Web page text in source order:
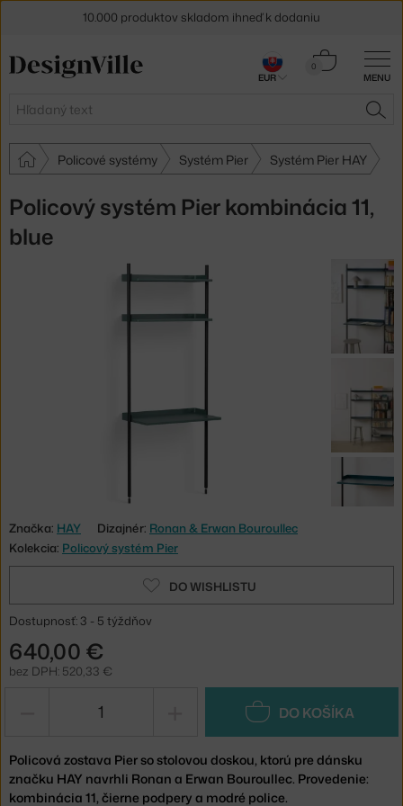
MENU
Hľadať
0
Košík
Policové systémy Systém Pier Systém Pier HAY
Policový systém Pier kombinácia 11,
blue
Značka: HAY Dizajnér: Ronan & Erwan Bouroullec
Kolekcia: Policový systém Pier
DO WISHLISTU
Dostupnosť: 3 - 5 týždňov
640,00 €
bez DPH: 520,33 €
DO KOŠÍKA
Policová zostava Pier so stolovou doskou, ktorú pre dánsku
značku HAY navrhli Ronan a Erwan Bouroullec. Provedenie:
kombinácia 11, čierne podpery a modré police.
10.000 produktov skladom ihneď k dodaniu
5 % zľava pre odberateľov
EUR